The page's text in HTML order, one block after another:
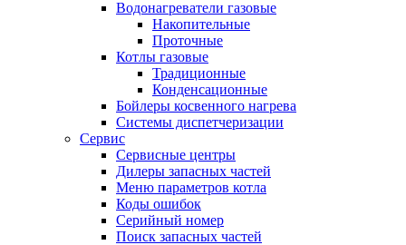
Водонагреватели газовые
Накопительные
Проточные
Котлы газовые
Традиционные
Конденсационные
Бойлеры косвенного нагрева
Системы диспетчеризации
Сервис
Сервисные центры
Дилеры запасных частей
Меню параметров котла
Коды ошибок
Серийный номер
Поиск запасных частей